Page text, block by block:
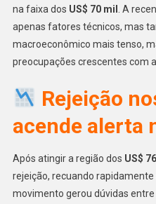
na faixa dos US$ 70 mil
. A
apenas fatores técnicos, mas
macroeconômico mais tenso,
preocupações crescentes com
Rejeição
acende alerta
Após atingir a região dos US$
rejeição, recuando rapidamente
movimento gerou dúvidas